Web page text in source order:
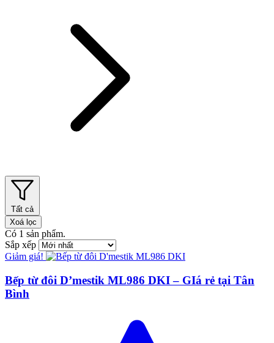
Tất cả
Xoá lọc
Có 1 sản phẩm.
Sắp xếp
Giảm giá!
Bếp từ đôi D’mestik ML986 DKI – GIá rẻ tại Tân
Bình